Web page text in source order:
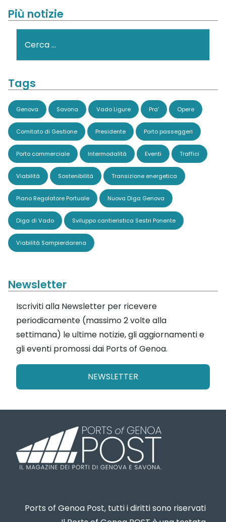
Più notizie
Tags
Genova Savona Vado Ligure Pra' Opere
Comitato di Gestione Presidente Porto passeggeri
Porto commerciale Intermodalità Eventi Traffici
Viabilità Sostenibilità Transizione energetica
Piano Regolatore Portuale Nuova Diga Genova
Diga di Vado Sviluppo cantieristica Sestri Ponente
Viabilità Sampierdarena
Newsletter
Iscriviti alla Newsletter per ricevere
periodicamente (massimo 2 volte alla
settimana) le ultime notizie, gli aggiornamenti e
gli eventi promossi dai Ports of Genoa.
NEWSLETTER
Ports of Genoa Post, tutti i diritti sono riservati